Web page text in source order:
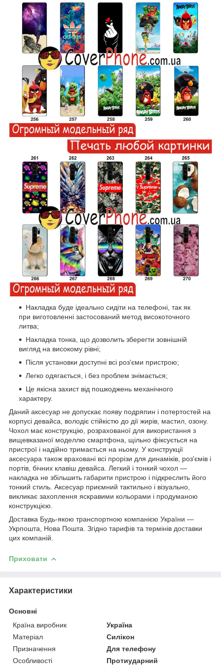
Накладка буде ідеально сидіти на телефоні, так як
при виготовленні застосований метод високоточного
литва;
Накладка тонка, що дозволить зберегти зовнішній
вигляд на високому рівні;
Після установки доступні всі роз'єми пристрою;
Легко одягається, і без проблем знімається;
Це якісна захист від пошкоджень механічного
характеру.
Даний аксесуар не допускає появу подряпин і потертостей на
корпусі девайса, володіє стійкістю до дії жирів, мастил, озону.
Чохол має конструкцію, розрахованої для використання з
вищевказаної моделлю смартфона, щільно фіксується на
пристрої і надійно тримається на ньому. У конструкції
аксесуара також враховані всі прорізи для динаміків, роз'ємів і
портів, бічних клавіш девайса. Легкий і тонкий чохол ―
накладка не збільшить габарити пристрою і підкреслить його
тонкий стиль. Аксесуар приємний тактильно і візуально,
викликає захоплення яскравими кольорами і продуманою
конструкцією.
Доставка Будь-якою транспортною компанією України ―
Укрпошта, Нова Пошта. Згідно тарифів та термінів доставки
цих компаній.
Приховати
Характеристики
Основні
Країна виробник
Україна
Матеріал
Силікон
Призначення
Для телефону
Особливості
Протиударний